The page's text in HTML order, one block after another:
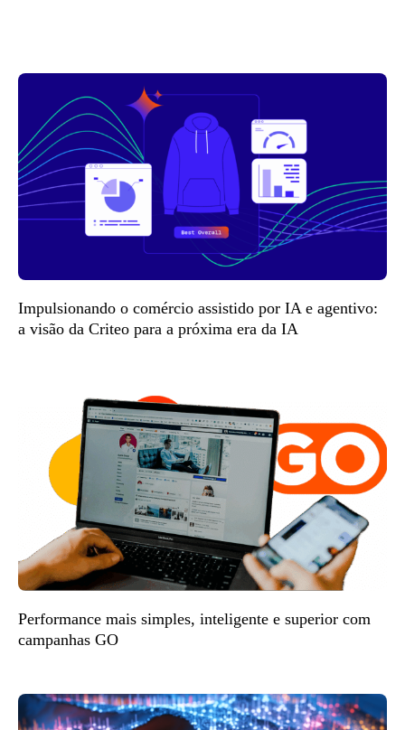
Impulsionando o comércio assistido por IA e agentivo:
a visão da Criteo para a próxima era da IA
Performance mais simples, inteligente e superior com
campanhas GO